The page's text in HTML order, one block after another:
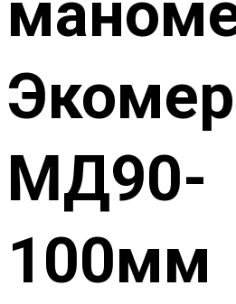
МД90-
100мм